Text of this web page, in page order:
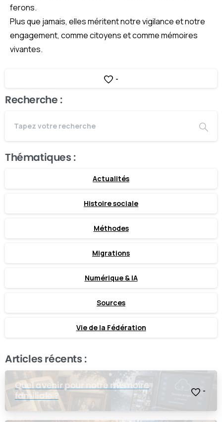
ferons.
Plus que jamais, elles méritent notre vigilance et notre
engagement, comme citoyens et comme mémoires
vivantes.
-
Recherche :
Thématiques :
Actualités
Histoire sociale
Méthodes
Migrations
Numérique & IA
Sources
Vie de la Fédération
Articles récents :
Quel avenir pour notre mémoire
familiale ?
-